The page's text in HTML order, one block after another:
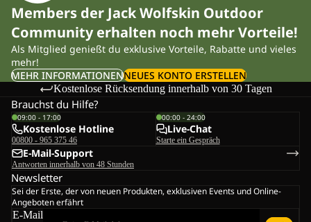
Members der Jack Wolfskin Outdoor
Community erhalten noch mehr Vorteile!
Als Mitglied genießt du exklusive Vorteile, Rabatte und vieles
mehr!
MEHR INFORMATIONENNEUES KONTO ERSTELLEN
Kostenlose Rücksendung innerhalb von 30 Tagen
Brauchst du Hilfe?
09:00 - 17:00
Kostenlose Hotline
00800 - 965 375 46
00:00 - 24:00
Live-Chat
Starte ein Gespräch
E-Mail-Support
Antworten innerhalb von 48 Stunden
Newsletter
Sei der Erste, der von neuen Produkten, exklusiven Events und Online-
Angeboten erfährt
E-Mail